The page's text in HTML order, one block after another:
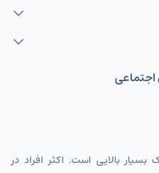
بسیار بالایی است. اکثر افراد در